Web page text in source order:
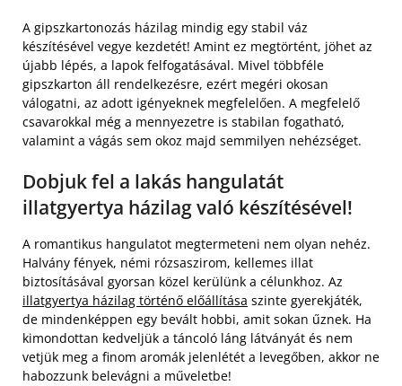
A gipszkartonozás házilag mindig egy stabil váz
készítésével vegye kezdetét! Amint ez megtörtént, jöhet az
újabb lépés, a lapok felfogatásával. Mivel többféle
gipszkarton áll rendelkezésre, ezért megéri okosan
válogatni, az adott igényeknek megfelelően. A megfelelő
csavarokkal még a mennyezetre is stabilan fogatható,
valamint a vágás sem okoz majd semmilyen nehézséget.
Dobjuk fel a lakás hangulatát
illatgyertya házilag való készítésével!
A romantikus hangulatot megtermeteni nem olyan nehéz.
Halvány fények, némi rózsaszirom, kellemes illat
biztosításával gyorsan közel kerülünk a célunkhoz. Az
illatgyertya házilag történő előállítása szinte gyerekjáték,
de mindenképpen egy bevált hobbi, amit sokan űznek. Ha
kimondottan kedveljük a táncoló láng látványát és nem
vetjük meg a finom aromák jelenlétét a levegőben, akkor ne
habozzunk belevágni a műveletbe!